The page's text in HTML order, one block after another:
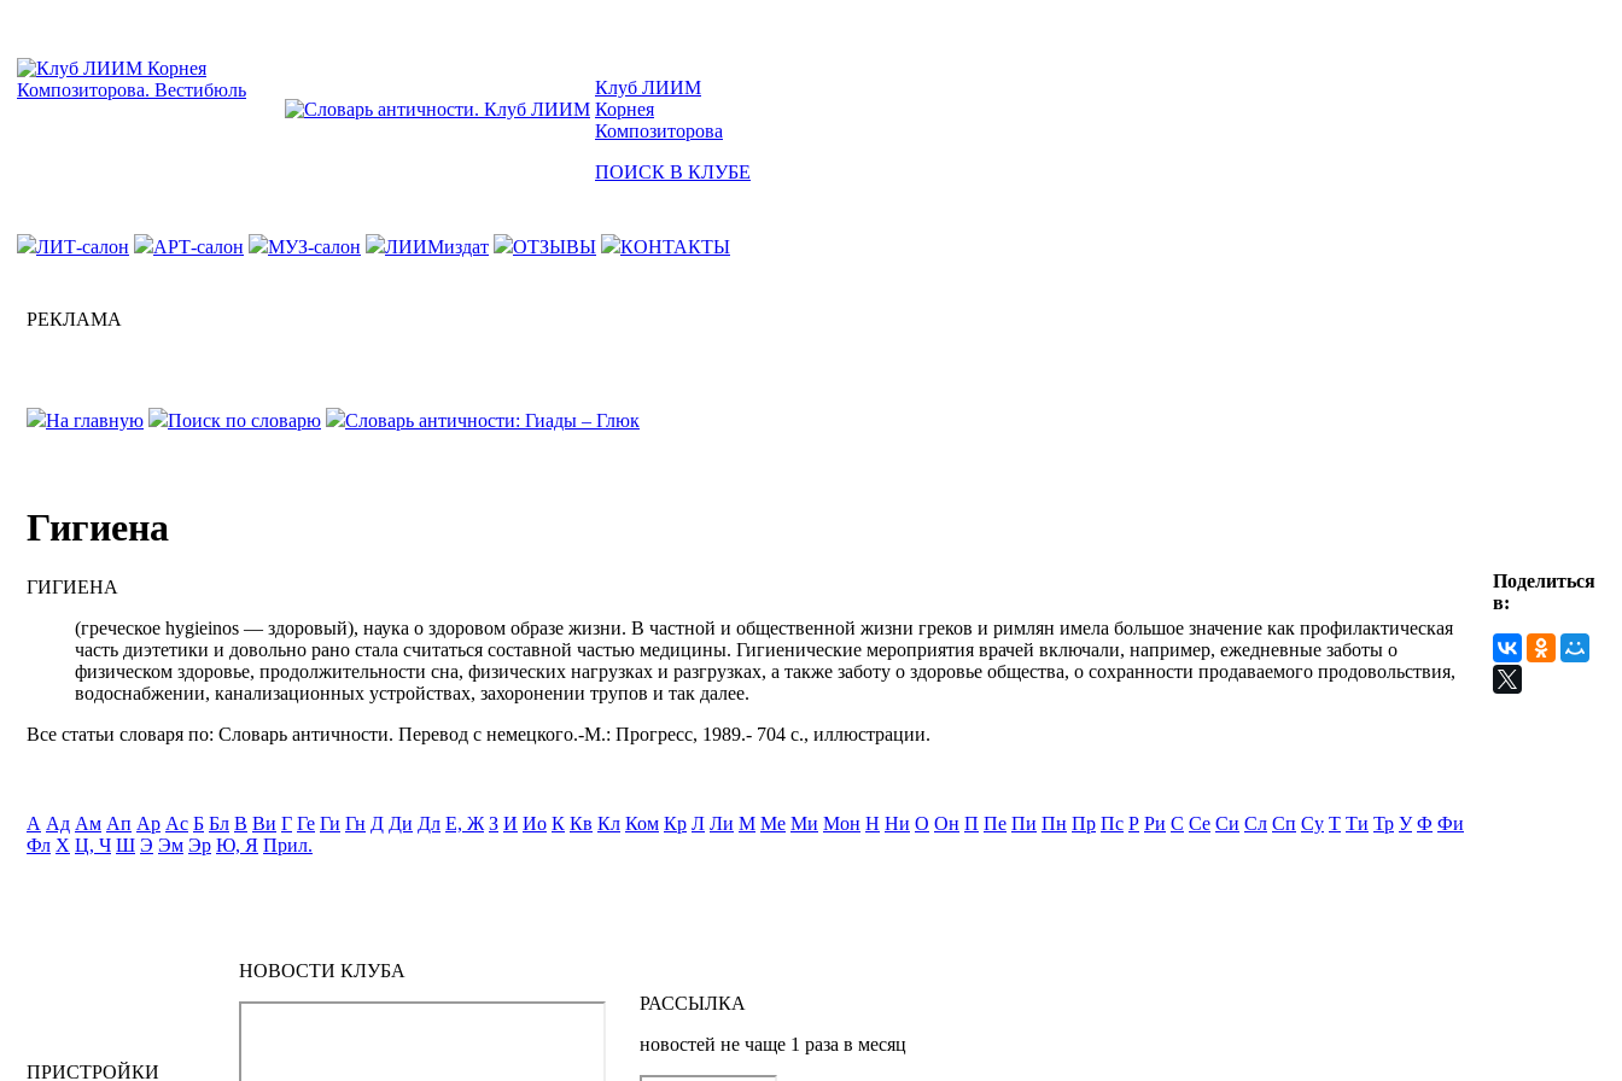
Клуб ЛИИМ
Корнея
Композиторова
ПОИСК В КЛУБЕ
ЛИТ-салон АРТ-салон МУЗ-салон ЛИИМиздат ОТЗЫВЫ КОНТАКТЫ
РЕКЛАМА
На главную Поиск по словарю Словарь античности: Гиады – Глюк
Гигиена
ГИГИЕНА
(греческое hygieinos — здоровый), наука о здоровом образе жизни. В частной и общественной жизни греков и римлян имела большое значение как профилактическая
часть диэтетики и довольно рано стала считаться составной частью медицины. Гигиенические мероприятия врачей включали, например, ежедневные заботы о
физическом здоровье, продолжительности сна, физических нагрузках и разгрузках, а также заботу о здоровье общества, о сохранности продаваемого продовольствия,
водоснабжении, канализационных устройствах, захоронении трупов и так далее.
Все статьи словаря по: Словарь античности. Перевод с немецкого.-М.: Прогресс, 1989.- 704 с., иллюстрации.
А Ад Ам Ап Ар Ас Б Бл В Ви Г Ге Ги Гн Д Ди Дл Е, Ж З И Ио К Кв Кл Ком Кр Л Ли М Ме Ми Мон Н Ни О Он П Пе Пи Пн Пр Пс Р Ри С Се Си Сл Сп Су Т Ти Тр У Ф Фи
Фл Х Ц, Ч Ш Э Эм Эр Ю, Я Прил.
Поделиться
в:
ПРИСТРОЙКИ
НОВОСТИ КЛУБА
РАССЫЛКА
новостей не чаще 1 раза в месяц